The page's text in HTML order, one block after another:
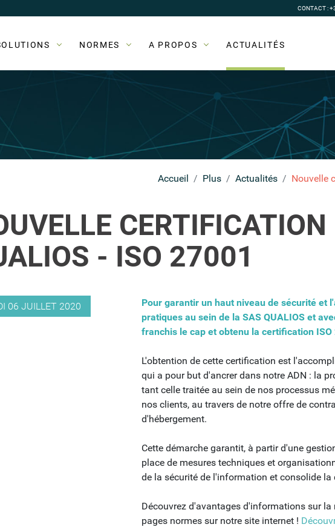
CONTACT :
NORMES A PROPOS ACTUALITÉS
Accueil Plus Actualités Nouvelle
CERTIFICATION
- ISO 27001
Retour à la liste
06 JUILLET 2020
Pour garantir un haut niveau de sécurité et
pratiques au sein de la SAS QUALIOS et
franchis le cap et obtenu la certification ISO
L'obtention de cette certification est
qui a pour but d'ancrer dans notre ADN : la
tant celle traitée au sein de nos processus
nos clients, au travers de notre offre de
d'hébergement.
Cette démarche garantit, à partir d'une
place de mesures techniques et
de la sécurité de l'information et consolide
Découvrez d'avantages d'informations sur la
pages normes sur notre site internet !